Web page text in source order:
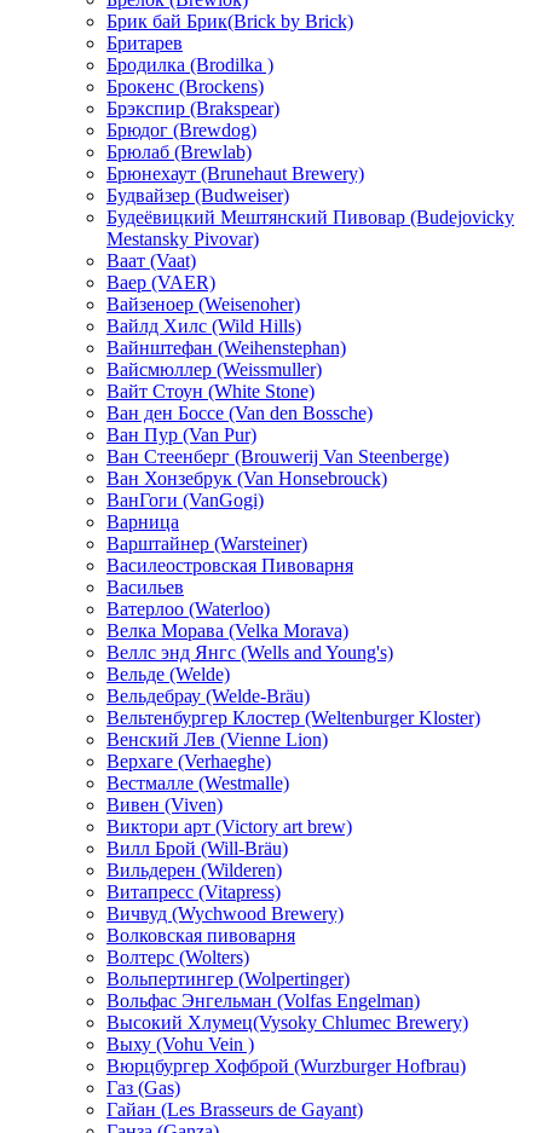
Брик бай Брик(Brick by Brick)
Бритарев
Бродилка (Brodilka )
Брокенс (Brockens)
Брэкспир (Brakspear)
Брюдог (Brewdog)
Брюлаб (Brewlab)
Брюнехаут (Brunehaut Brewery)
Будвайзер (Budweiser)
Будеёвицкий Мештянский Пивовар (Budejovicky
Mestansky Pivovar)
Ваат (Vaat)
Ваер (VAER)
Вайзеноер (Weisenoher)
Вайлд Хилс (Wild Hills)
Вайнштефан (Weihenstephan)
Вайсмюллер (Weissmuller)
Вайт Стоун (White Stone)
Ван ден Боссе (Van den Bossche)
Ван Пур (Van Pur)
Ван Стеенберг (Brouwerij Van Steenberge)
Ван Хонзебрук (Van Honsebrouck)
ВанГоги (VanGogi)
Варница
Варштайнер (Warsteiner)
Василеостровская Пивоварня
Васильев
Ватерлоо (Waterloo)
Велка Морава (Velka Morava)
Веллс энд Янгс (Wells and Young's)
Вельде (Welde)
Вельдебрау (Welde-Bräu)
Вельтенбургер Клостер (Weltenburger Kloster)
Венский Лев (Vienne Lion)
Верхаге (Verhaeghe)
Вестмалле (Westmalle)
Вивен (Viven)
Виктори арт (Victory art brew)
Вилл Брой (Will-Bräu)
Вильдерен (Wilderen)
Витапресс (Vitapress)
Вичвуд (Wychwood Brewery)
Волковская пивоварня
Волтерс (Wolters)
Вольпертингер (Wolpertinger)
Вольфас Энгельман (Volfas Engelman)
Высокий Хлумец(Vysoky Chlumec Brewery)
Выху (Vohu Vein )
Вюрцбургер Хофброй (Wurzburger Hofbrau)
Газ (Gas)
Гайан (Les Brasseurs de Gayant)